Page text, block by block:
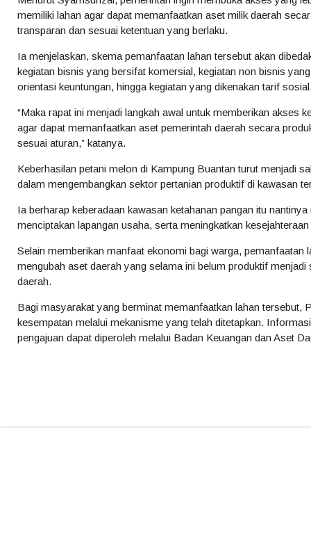
memiliki lahan agar dapat memanfaatkan aset milik daerah
transparan dan sesuai ketentuan yang berlaku.
Ia menjelaskan, skema pemanfaatan lahan tersebut akan
kegiatan bisnis yang bersifat komersial, kegiatan non bisnis
orientasi keuntungan, hingga kegiatan yang dikenakan tarif
“Maka rapat ini menjadi langkah awal untuk memberikan akses
agar dapat memanfaatkan aset pemerintah daerah secara
sesuai aturan,” katanya.
Keberhasilan petani melon di Kampung Buantan turut menjadi
dalam mengembangkan sektor pertanian produktif di kawasan
Ia berharap keberadaan kawasan ketahanan pangan itu
menciptakan lapangan usaha, serta meningkatkan
Selain memberikan manfaat ekonomi bagi warga, pemanfaatan
mengubah aset daerah yang selama ini belum produktif
daerah.
Bagi masyarakat yang berminat memanfaatkan lahan tersebut,
kesempatan melalui mekanisme yang telah ditetapkan.
pengajuan dapat diperoleh melalui Badan Keuangan dan Aset